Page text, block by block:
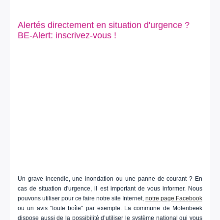
Alertés directement en situation d'urgence ?
BE-Alert: inscrivez-vous !
Un grave incendie, une inondation ou une panne de courant ? En
cas de situation d'urgence, il est important de vous informer. Nous
pouvons utiliser pour ce faire notre site Internet, notre page Facebook
ou un avis "toute boîte" par exemple. La commune de Molenbeek
dispose aussi de la possibilité d’utiliser le système national qui vous